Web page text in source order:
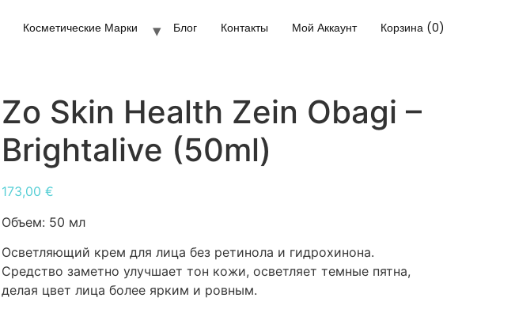
Косметические Марки Блог Контакты Мой Аккаунт Корзина (0)
Zo Skin Health Zein Obagi –
Brightalive (50ml)
173,00 €
Объем: 50 мл
Осветляющий крем для лица без ретинола и гидрохинона.
Средство заметно улучшает тон кожи, осветляет темные пятна,
делая цвет лица более ярким и ровным.